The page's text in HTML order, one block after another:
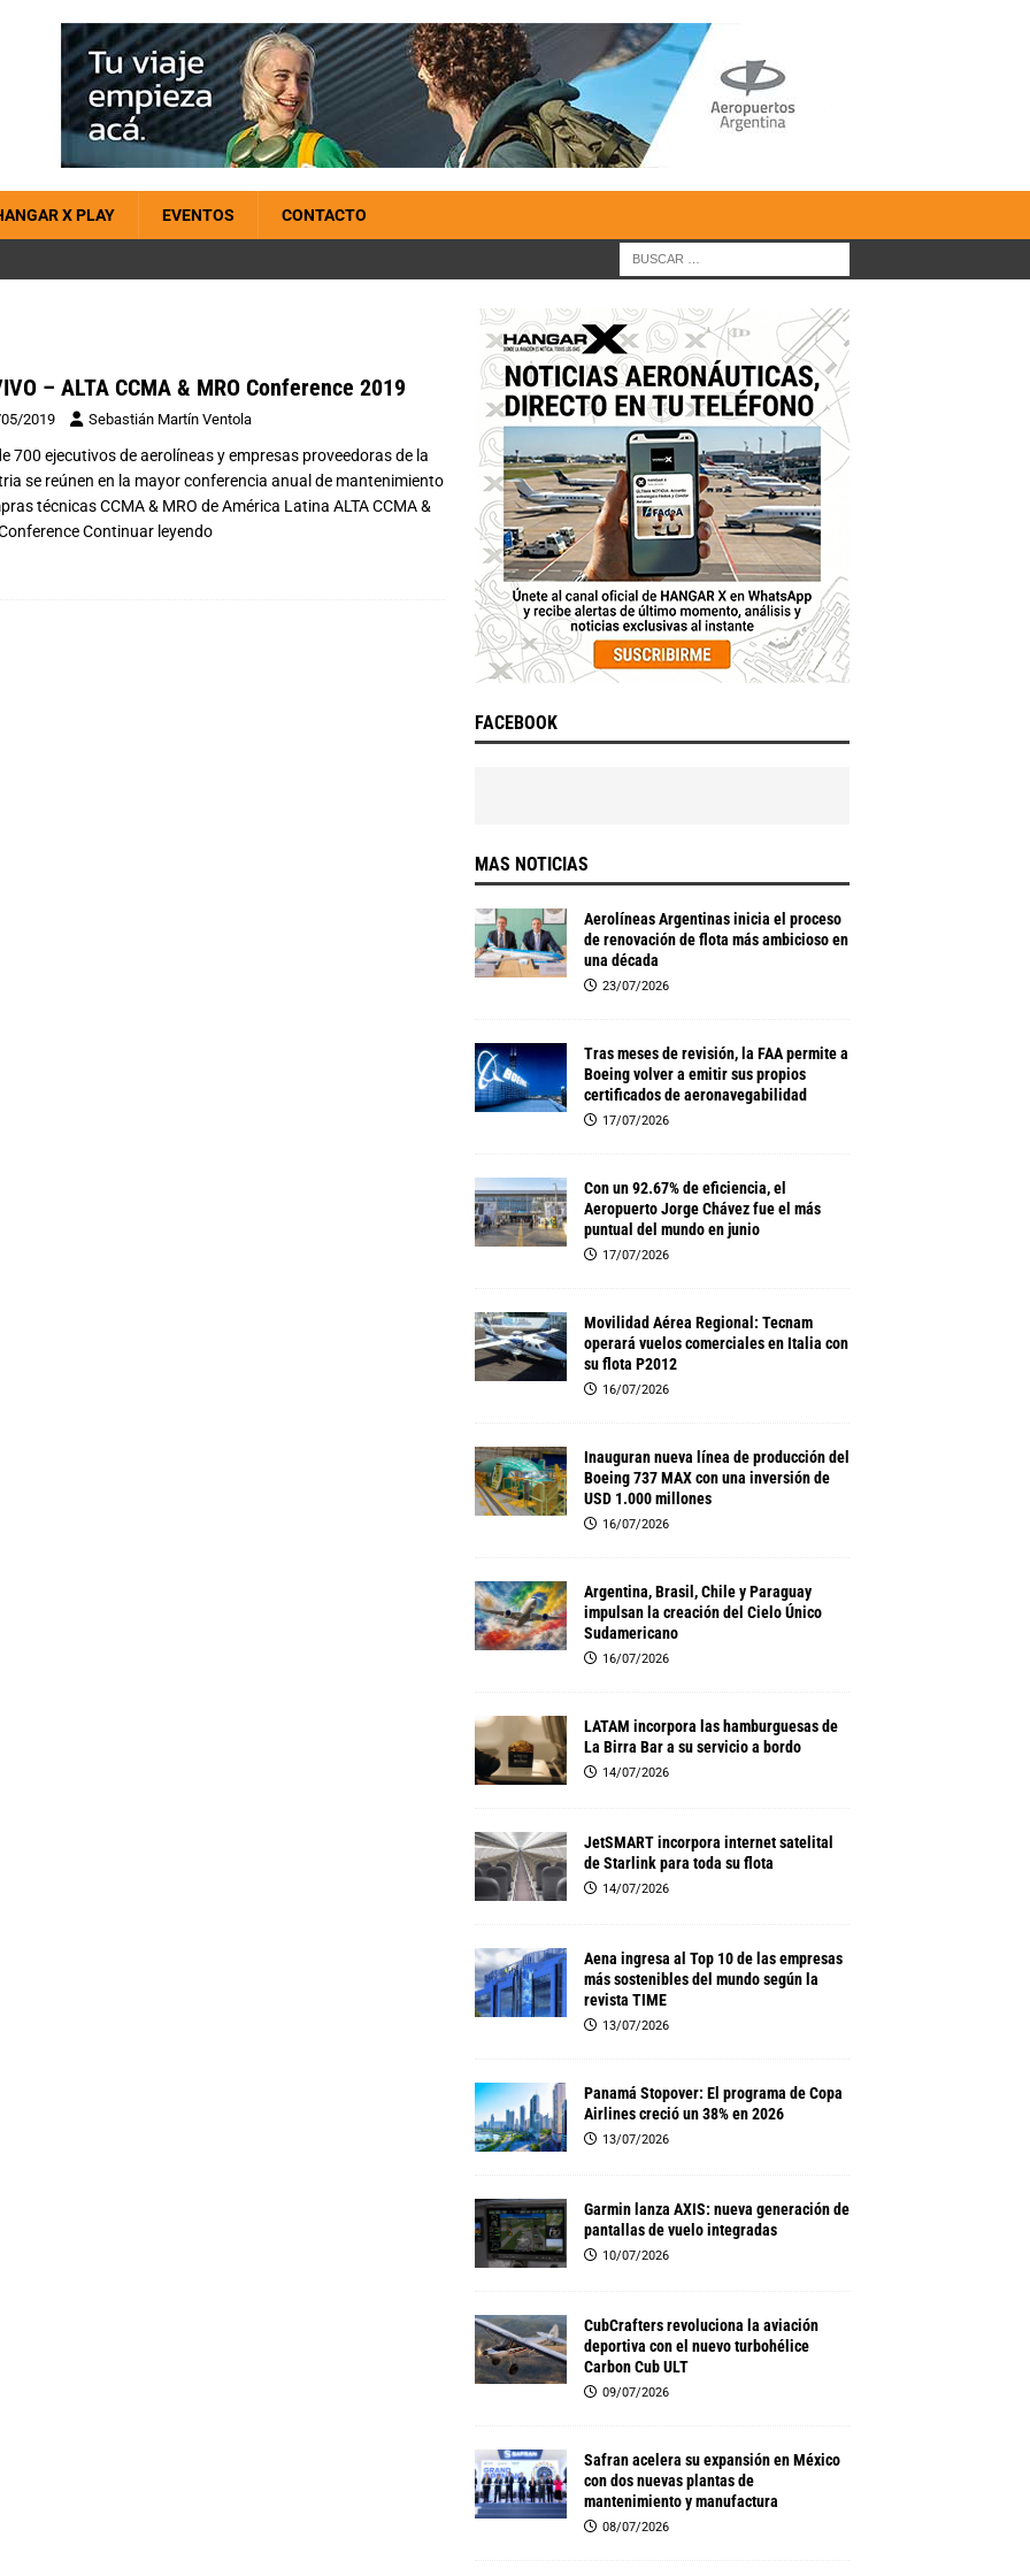
X PLAY EVENTOS CONTACTO
– ALTA CCMA & MRO Conference 2019
2019 Sebastián Martín Ventola
700 ejecutivos de aerolíneas y empresas proveedoras de la
se reúnen en la mayor conferencia anual de mantenimiento
técnicas CCMA & MRO de América Latina ALTA CCMA &
Continuar leyendo
FACEBOOK
MAS NOTICIAS
Aerolíneas Argentinas inicia el proceso
de renovación de flota más ambicioso en
una década
23/07/2026
Tras meses de revisión, la FAA permite a
Boeing volver a emitir sus propios
certificados de aeronavegabilidad
17/07/2026
Con un 92.67% de eficiencia, el
Aeropuerto Jorge Chávez fue el más
puntual del mundo en junio
17/07/2026
Movilidad Aérea Regional: Tecnam
operará vuelos comerciales en Italia con
su flota P2012
16/07/2026
Inauguran nueva línea de producción del
Boeing 737 MAX con una inversión de
USD 1.000 millones
16/07/2026
Argentina, Brasil, Chile y Paraguay
impulsan la creación del Cielo Único
Sudamericano
16/07/2026
LATAM incorpora las hamburguesas de
La Birra Bar a su servicio a bordo
14/07/2026
JetSMART incorpora internet satelital
de Starlink para toda su flota
14/07/2026
Aena ingresa al Top 10 de las empresas
más sostenibles del mundo según la
revista TIME
13/07/2026
Panamá Stopover: El programa de Copa
Airlines creció un 38% en 2026
13/07/2026
Garmin lanza AXIS: nueva generación de
pantallas de vuelo integradas
10/07/2026
CubCrafters revoluciona la aviación
deportiva con el nuevo turbohélice
Carbon Cub ULT
09/07/2026
Safran acelera su expansión en México
con dos nuevas plantas de
mantenimiento y manufactura
08/07/2026